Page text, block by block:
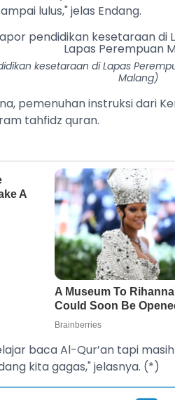
lulus," jelas Endang.
kesetaraan di Lapas
Malang)
pemenuhan instruksi dari
tahfidz quran.
baca Al-Qur’an tapi
kita gagas," jelasnya. (*)